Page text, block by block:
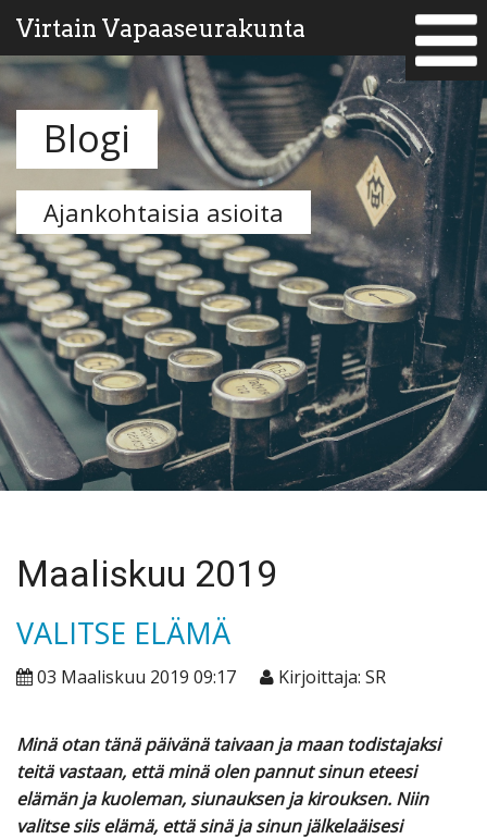
Virtain Vapaaseurakunta
Blogi
Ajankohtaisia asioita
Maaliskuu 2019
VALITSE ELÄMÄ
03 Maaliskuu 2019 09:17 Kirjoittaja: SR
Minä otan tänä päivänä taivaan ja maan todistajaksi
teitä vastaan, että minä olen pannut sinun eteesi
elämän ja kuoleman, siunauksen ja kirouksen. Niin
valitse siis elämä, että sinä ja sinun jälkelaäisesi